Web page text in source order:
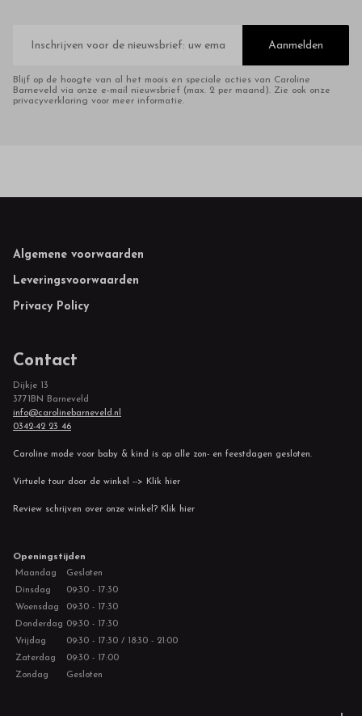
mailadres
Aanmelden
Blijf op de hoogte van al het moois en speciale acties van Caroline
Barneveld via onze e-mail nieuwsbrief (max. 2 per maand). Zie ook onze
privacyverklaring voor meer informatie.
Footer
Algemene voorwaarden
Leveringsvoorwaarden
Privacy Policy
Contact
Dijkje 13
3771BN Barneveld
info@carolinebarneveld.nl
0342-42 23 46
Caroline mode voor baby & kind is op alle zon- en feestdagen gesloten.
Virtuele tour door de winkel --> Klik hier
Review schrijven over onze winkel? Klik hier
Openingstijden
Maandag
Gesloten
Dinsdag
09:30 - 17:30
Woensdag
09:30 - 17:30
Donderdag 09:30 - 17:30
Vrijdag
09:30 - 17:30 / 18:30 - 21:00
Zaterdag
09:30 - 17:00
Zondag
Gesloten